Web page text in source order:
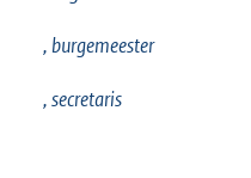
, burgemeester
, secretaris